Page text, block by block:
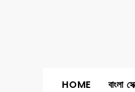
HOME বাংলা